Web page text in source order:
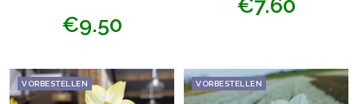
Angebotspreis
€9.50
€7.60
VORBESTELLEN VORBESTELLEN